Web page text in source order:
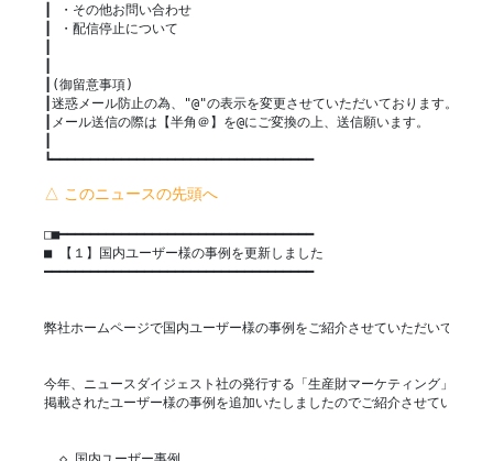
┃ ・その他お問い合わせ
┃ ・配信停止について
┃(御留意事項)
┃迷惑メール防止の為、"@"の表示を変更させていただいております。
┃メール送信の際は【半角＠】を@にご変換の上、送信願います。
┗━━━━━━━━━━━━━━━━━━━━━━━━━━━━━━━━━━
△ このニュースの先頭へ
□■━━━━━━━━━━━━━━━━━━━━━━━━━━━━━━━━━
■ 【１】国内ユーザー様の事例を更新しました
━━━━━━━━━━━━━━━━━━━━━━━━━━━━━━━━━━━
弊社ホームページで国内ユーザー様の事例をご紹介させていただいており
今年、ニュースダイジェスト社の発行する「生産財マーケティング」に
掲載されたユーザー様の事例を追加いたしましたのでご紹介させていただ